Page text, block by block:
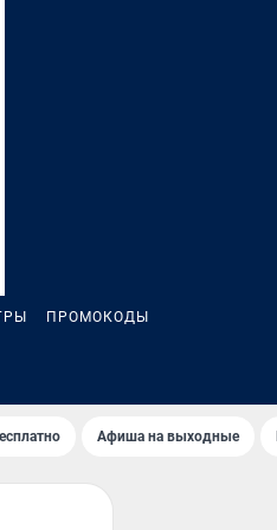
ПРОМОКОДЫ
Афиша на выходные